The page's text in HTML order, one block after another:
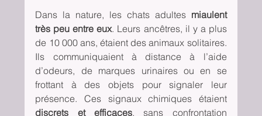
Dans la nature, les chats adultes miaulent
très peu entre eux. Leurs ancêtres, il y a plus
de 10 000 ans, étaient des animaux solitaires.
Ils communiquaient à distance à l’aide
d’odeurs, de marques urinaires ou en se
frottant à des objets pour signaler leur
présence. Ces signaux chimiques étaient
discrets et efficaces, sans confrontation